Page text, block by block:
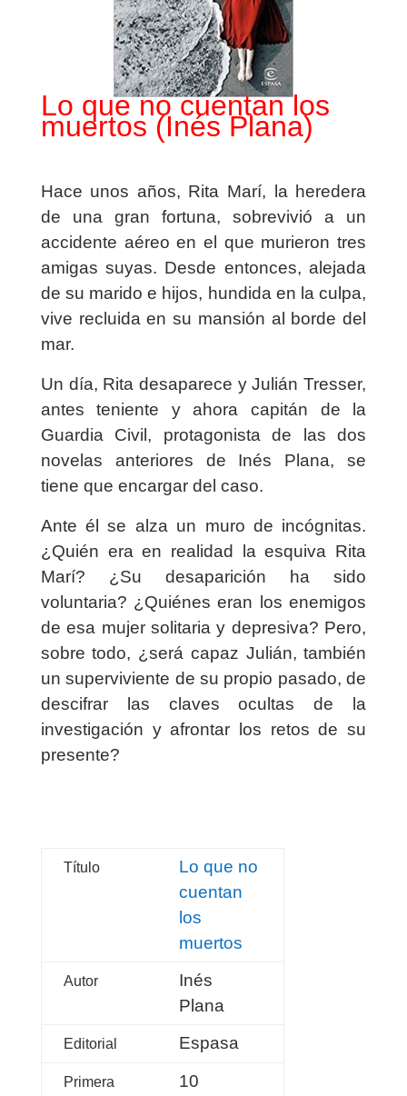
Lo que no cuentan los
muertos (Inés Plana)
Hace unos años, Rita Marí, la heredera
de una gran fortuna, sobrevivió a un
accidente aéreo en el que murieron tres
amigas suyas. Desde entonces, alejada
de su marido e hijos, hundida en la culpa,
vive recluida en su mansión al borde del
mar.
Un día, Rita desaparece y Julián Tresser,
antes teniente y ahora capitán de la
Guardia Civil, protagonista de las dos
novelas anteriores de Inés Plana, se
tiene que encargar del caso.
Ante él se alza un muro de incógnitas.
¿Quién era en realidad la esquiva Rita
Marí? ¿Su desaparición ha sido
voluntaria? ¿Quiénes eran los enemigos
de esa mujer solitaria y depresiva? Pero,
sobre todo, ¿será capaz Julián, también
un superviviente de su propio pasado, de
descifrar las claves ocultas de la
investigación y afrontar los retos de su
presente?
Título
Lo que no
cuentan
los
muertos
Autor
Inés
Plana
Editorial Espasa
Primera
10